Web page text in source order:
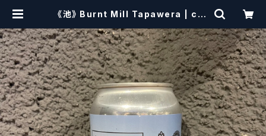
《池》 Burnt Mill Tapawera | cra